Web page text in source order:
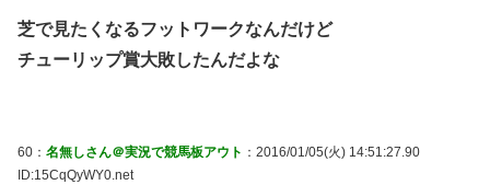
芝で見たくなるフットワークなんだけど
チューリップ賞大敗したんだよな
60： 名無しさん＠実況で競馬板アウト ：2016/01/05(火) 14:51:27.90
ID:15CqQyWY0.net